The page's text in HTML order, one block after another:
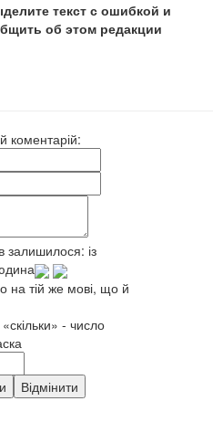
текст с ошибкой и
об этом редакции
коментарій:
залишилося: із
на тій же мові, що й
- число